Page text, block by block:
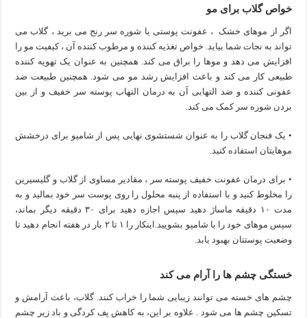
خواص گلاب برای مو
اگر از موهای خشک ، عفونت پوستی یا شوره سر رنج می برید ، گلاب می
تواند به نجات شما بیاید. خواص تغذیه کننده و مرطوب کننده آن ، کیفیت مو را
افزایش می دهد و موها را براق می کند. همچنین به عنوان یک تهویه کننده
طبیعی کار می کند و باعث افزایش رشد مو می شود. همچنین طبیعت ضد
عفونی کننده و ضد التهابی آن به درمان التهاب پوسته سر خفیف و از بین
بردن شوره سر کمک می کند.
• یک فنجان گلاب را به عنوان شستشوی نهایی پس از شامپو برای درخشش
موهایتان استفاده کنید.
• برای درمان عفونت خفیف پوسته سر ، مقادیر مساوی از گلاب و گلیسیرین
را مخلوط کنید و با استفاده از پنبه محلول را روی پوست سر خود بمالید و به
مدت ۱۰ دقیقه ماساژ دهید سپس اجازه دهید برای ۳۰ دقیقه دیگر بماند،
سپس موهای خود را با شامپو بشویید.اینکار را ۱ تا ۲ بار در هفته انجام دهید تا
وضعیت پوستتان بهبود یابد.
خستگی چشم ها را آرام می کند
چشم های خسته می توانند زیبایی شما را خراب کنند. گلاب، باعث آرامش و
تسکین چشم ها می شود . علاوه بر این، به کاهش پف کردگی و باد زیر چشم